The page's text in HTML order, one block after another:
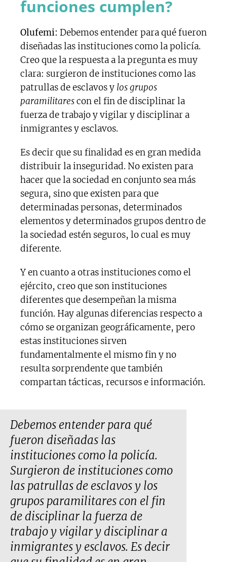
funciones cumplen?
Olufemi: Debemos entender para qué fueron
diseñadas las instituciones como la policía.
Creo que la respuesta a la pregunta es muy
clara: surgieron de instituciones como las
patrullas de esclavos y los grupos
paramilitarescon el fin de disciplinar la
fuerza de trabajo y vigilar y disciplinar a
inmigrantes y esclavos.
Es decir que su finalidad es en gran medida
distribuir la inseguridad. No existen para
hacer que la sociedad en conjunto sea más
segura, sino que existen para que
determinadas personas, determinados
elementos y determinados grupos dentro de
la sociedad estén seguros, lo cual es muy
diferente.
Y en cuanto a otras instituciones como el
ejército, creo que son instituciones
diferentes que desempeñan la misma
función. Hay algunas diferencias respecto a
cómo se organizan geográficamente, pero
estas instituciones sirven
fundamentalmente el mismo fin y no
resulta sorprendente que también
compartan tácticas, recursos e información.
Debemos entender para qué
fueron diseñadas las
instituciones como la policía.
Surgieron de instituciones como
las patrullas de esclavos y los
grupos paramilitares con el fin
de disciplinar la fuerza de
trabajo y vigilar y disciplinar a
inmigrantes y esclavos. Es decir